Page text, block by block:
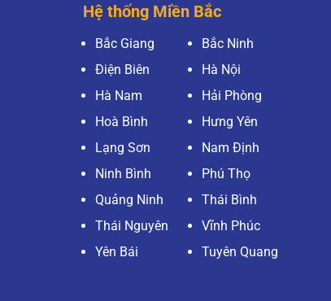
Hệ thống Miền Bắc
Bắc Giang
Bắc Ninh
Điện Biên
Hà Nội
Hà Nam
Hải Phòng
Hoà Bình
Hưng Yên
Lạng Sơn
Nam Định
Ninh Bình
Phú Thọ
Quảng Ninh
Thái Bình
Thái Nguyên
Vĩnh Phúc
Yên Bái
Tuyên Quang